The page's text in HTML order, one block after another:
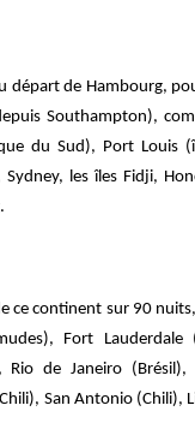
départ de Hambourg,
Southampton),
du Sud), Port Louis
les îles Fidji,
ce continent sur 90
Fort Lauderdale
Rio de Janeiro (Brésil),
San Antonio (Chili),